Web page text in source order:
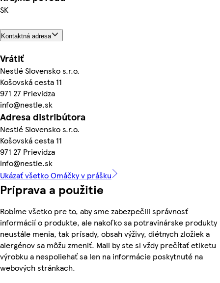
SK
Kontaktná adresa
Vrátiť
Nestlé Slovensko s.r.o.
Košovská cesta 11
971 27 Prievidza
info@nestle.sk
Adresa distribútora
Nestlé Slovensko s.r.o.
Košovská cesta 11
971 27 Prievidza
info@nestle.sk
Ukázať všetko Omáčky v prášku
Príprava a použitie
Robíme všetko pre to, aby sme zabezpečili správnosť
informácií o produkte, ale nakoľko sa potravinárske produkty
neustále menia, tak prísady, obsah výživy, diétnych zložiek a
alergénov sa môžu zmeniť. Mali by ste si vždy prečítať etiketu
výrobku a nespoliehať sa len na informácie poskytnuté na
webových stránkach.